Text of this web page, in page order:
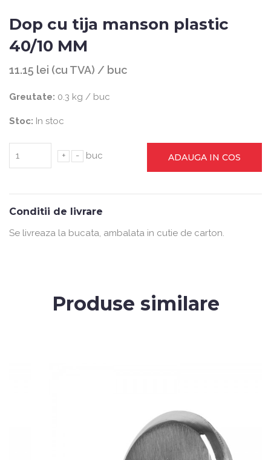
Dop cu tija manson plastic
40/10 MM
11.15 lei (cu TVA) / buc
Greutate: 0.3 kg / buc
Stoc: In stoc
+ - buc ADAUGA IN COS
Conditii de livrare
Se livreaza la bucata, ambalata in cutie de carton.
Produse similare